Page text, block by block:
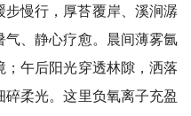
慢行，厚苔覆岸、溪涧潺
、静心疗愈。晨间薄雾氤
午后阳光穿透林隙，洒落
柔光。这里负氧离子充盈